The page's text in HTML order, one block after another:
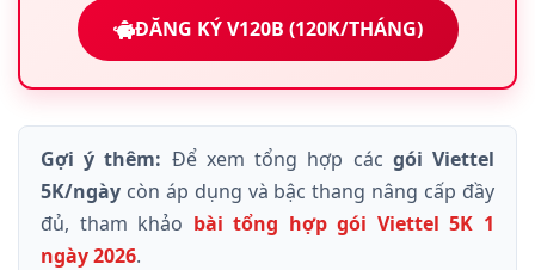
ĐĂNG KÝ V120B (120K/THÁNG)
Gợi ý thêm: Để xem tổng hợp các gói Viettel
5K/ngày còn áp dụng và bậc thang nâng cấp đầy
đủ, tham khảo bài tổng hợp gói Viettel 5K 1
ngày 2026.